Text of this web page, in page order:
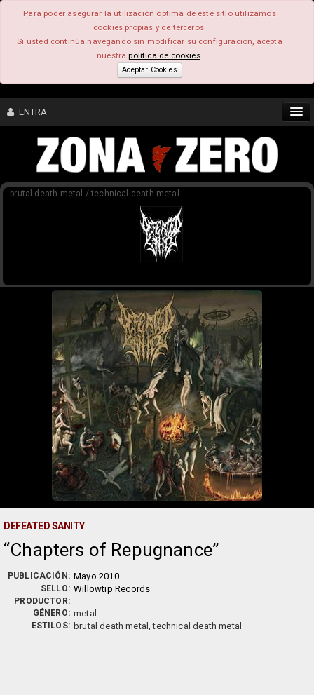
Para poder asegurar la utilización óptima de este sitio utilizamos
cookies propias y de terceros.
Si usted continúa navegando sin modificar su configuración, acepta
nuestrapolítica de cookies.
Aceptar Cookies
ENTRA
CONTENIDO
brutal death metal / technical death metal
DEFEATED SANITY
Chapters of Repugnance
PUBLICACIÓN: Mayo 2010
SELLO: Willowtip Records
PRODUCTOR:
GÉNERO: metal
ESTILOS: brutal death metal, technical death metal